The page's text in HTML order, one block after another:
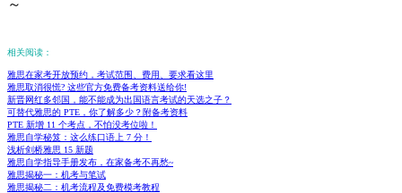
～
相关阅读：
雅思在家考开放预约，考试范围、费用、要求看这里
雅思取消很慌? 这些官方免费备考资料送给你!
新晋网红多邻国，能不能成为出国语言考试的天选之子？
可替代雅思的 PTE，你了解多少？附备考资料
PTE 新增 11 个考点，不怕没考位啦！
雅思自学秘笈：这么练口语上 7 分！
浅析剑桥雅思 15 新题
雅思自学指导手册发布，在家备考不再愁~
雅思揭秘一：机考与笔试
雅思揭秘二：机考流程及免费模考教程